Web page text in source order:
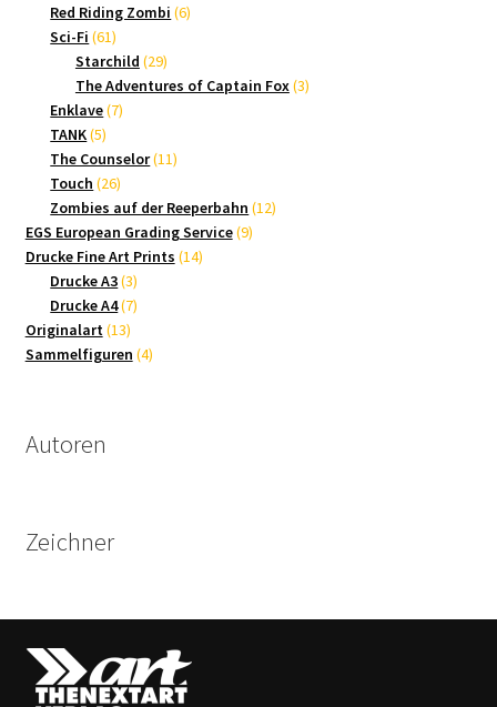
Produkte
Red Riding Zombi 66
Sci-Fi 6161
Produkte
Starchild 2929
Produkte
The Adventures of Captain Fox 33
Enklave 77
TANK 55
Produkte
The Counselor 1111
Touch 2626
Produkte
Zombies auf der Reeperbahn 1212
EGS European Grading Service 99
Drucke Fine Art Prints 1414
Drucke A3 33
Produkte
Drucke A4 77
Originalart 1313
Produkte
Sammelfiguren 44
Autoren
Zeichner